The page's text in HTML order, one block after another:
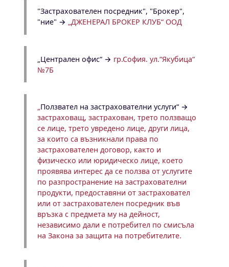
"Застрахователен посредник", "Брокер",
"ние" → „ДЖЕНЕРАЛ БРОКЕР КЛУБ“ ООД
„Централен офис“ → гр.София. ул.“Якубица“
№7Б
„Ползвател на застрахователни услуги“ →
застраховащ, застрахован, трето ползващо
се лице, трето увредено лице, други лица,
за които са възникнали права по
застрахователен договор, както и
физическо или юридическо лице, което
проявява интерес да се ползва от услугите
по разпространение на застрахователни
продукти, предоставяни от застраховател
или от застрахователен посредник във
връзка с предмета му на дейност,
независимо дали е потребител по смисъла
на Закона за защита на потребителите.